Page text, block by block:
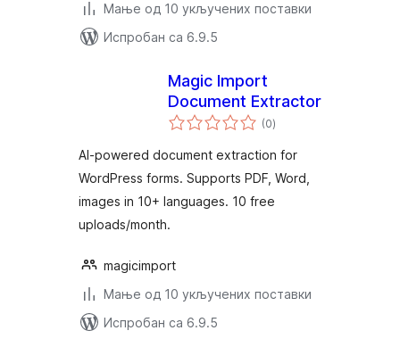
Мање од 10 укључених поставки
Испробан са 6.9.5
Magic Import
Document Extractor
(0укупних
оцена
)
AI-powered document extraction for
WordPress forms. Supports PDF, Word,
images in 10+ languages. 10 free
uploads/month.
magicimport
Мање од 10 укључених поставки
Испробан са 6.9.5